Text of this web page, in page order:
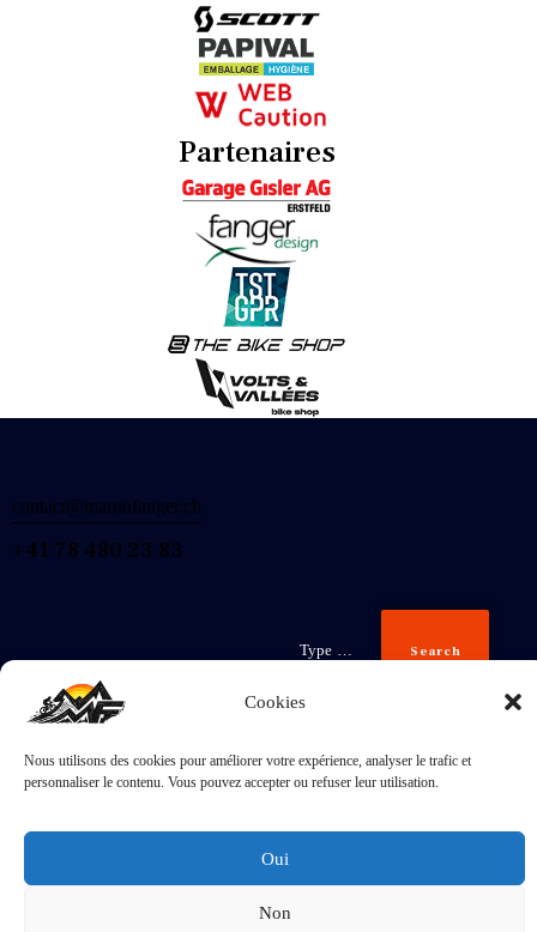
Cookies
Nous utilisons des cookies pour améliorer votre expérience, analyser le trafic et
personnaliser le contenu. Vous pouvez accepter ou refuser leur utilisation.
Oui
Non
Partenaires
contact@martinfanger.ch
+41 78 480 23 83
Search
Inscris-
toi
J'accepte laPolitique de confidentialité.